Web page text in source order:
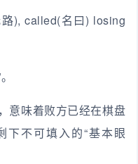
), called(名曰) losing
意味着败方已经在棋盘
下不可填入的“基本眼